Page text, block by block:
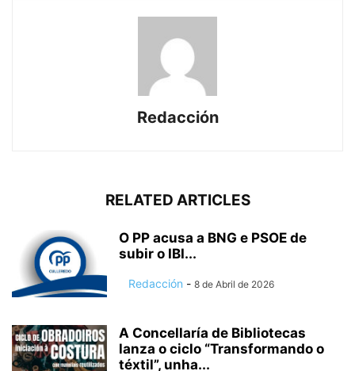
Redacción
RELATED ARTICLES
O PP acusa a BNG e PSOE de
subir o IBI...
Redacción - 8 de Abril de 2026
A Concellaría de Bibliotecas
lanza o ciclo “Transformando o
téxtil”, unha...